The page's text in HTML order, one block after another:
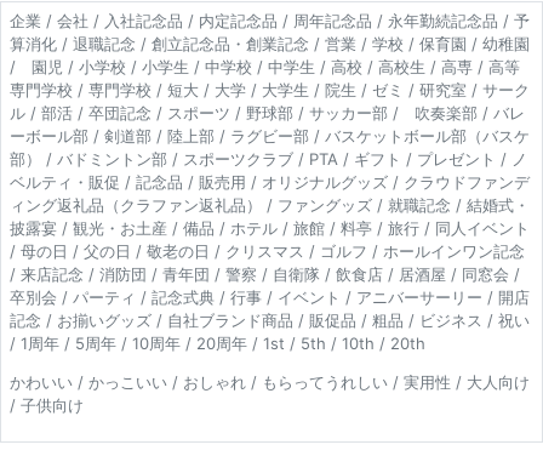
企業 / 会社 / 入社記念品 / 内定記念品 / 周年記念品 / 永年勤続記念品 / 予
算消化 / 退職記念 / 創立記念品・創業記念 / 営業 / 学校 / 保育園 / 幼稚園
/ 園児 / 小学校 / 小学生 / 中学校 / 中学生 / 高校 / 高校生 / 高専 / 高等
専門学校 / 専門学校 / 短大 / 大学 / 大学生 / 院生 / ゼミ / 研究室 / サーク
ル / 部活 / 卒団記念 / スポーツ / 野球部 / サッカー部 / 吹奏楽部 / バレ
ーボール部 / 剣道部 / 陸上部 / ラグビー部 / バスケットボール部（バスケ
部） / バドミントン部 / スポーツクラブ / PTA / ギフト / プレゼント / ノ
ベルティ・販促 / 記念品 / 販売用 / オリジナルグッズ / クラウドファンデ
ィング返礼品（クラファン返礼品） / ファングッズ / 就職記念 / 結婚式・
披露宴 / 観光・お土産 / 備品 / ホテル / 旅館 / 料亭 / 旅行 / 同人イベント
/ 母の日 / 父の日 / 敬老の日 / クリスマス / ゴルフ / ホールインワン記念
/ 来店記念 / 消防団 / 青年団 / 警察 / 自衛隊 / 飲食店 / 居酒屋 / 同窓会 /
卒別会 / パーティ / 記念式典 / 行事 / イベント / アニバーサーリー / 開店
記念 / お揃いグッズ / 自社ブランド商品 / 販促品 / 粗品 / ビジネス / 祝い
/ 1周年 / 5周年 / 10周年 / 20周年 / 1st / 5th / 10th / 20th
かわいい / かっこいい / おしゃれ / もらってうれしい / 実用性 / 大人向け
/ 子供向け